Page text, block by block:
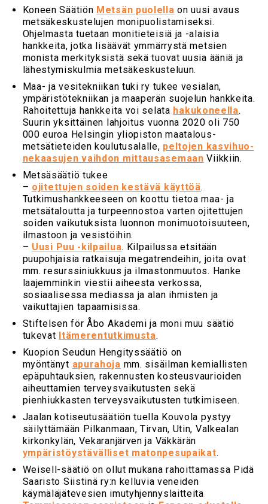
Koneen Säätiön Metsän puolella on uusi avaus
metsäkeskustelujen monipuolistamiseksi.
Ohjelmasta tuetaan monitieteisiä ja -alaisia
hankkeita, jotka lisäävät ymmärrystä metsien
monista merkityksistä sekä tuovat uusia ääniä ja
lähestymiskulmia metsäkeskusteluun.
Maa- ja vesitekniikan tuki ry tukee vesialan,
ympäristötekniikan ja maaperän suojelun hankkeita.
Rahoitettuja hankkeita voi selata hakukoneella.
Suurin yksittäinen lahjoitus vuonna 2020 oli 750
000 euroa Helsingin yliopiston maatalous-
metsätieteiden koulutusalalle, pel­to­jen kas­vi­huo­
ne­kaa­su­jen vaih­don mit­taus­a­se­maan Viik­kiin.
Metsäsäätiö tukee
– ojitettujen soiden kestävä käyttöä.
Tutkimushankkeeseen on koottu tietoa maa- ja
metsätaloutta ja turpeennostoa varten ojitettujen
soiden vaikutuksista luonnon monimuotoisuuteen,
ilmastoon ja vesistöihin.
– Uusi Puu -kilpailua. Kilpailussa etsitään
puupohjaisia ratkaisuja megatrendeihin, joita ovat
mm. resurssiniukkuus ja ilmastonmuutos. Hanke
laajemminkin viestii aiheesta verkossa,
sosiaalisessa mediassa ja alan ihmisten ja
vaikuttajien tapaamisissa.
Stiftelsen för Åbo Akademi ja moni muu säätiö
tukevat Itämerentutkimusta.
Kuopion Seudun Hengityssäätiö on
myöntänyt apurahoja mm. sisäilman kemiallisten
epäpuhtauksien, rakennusten kosteusvaurioiden
aiheuttamien terveysvaikutusten sekä
pienhiukkasten terveysvaikutusten tutkimiseen.
Jaalan kotiseutusäätiön tuella Kouvola pystyy
säilyttämään Pilkanmaan, Tirvan, Utin, Valkealan
kirkonkylän, Vekaranjärven ja Väkkärän
ympäristöystävälliset matonpesupaikat.
Weisell-säätiö on ollut mukana rahoittamassa Pidä
Saaristo Siistinä ry:n kelluvia veneiden
käymäläjätevesien imutyhjennyslaitteita